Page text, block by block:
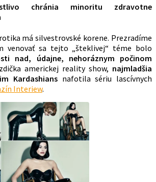
chránia minoritu zdravotne
má silvestrovské korene. Prezradíme
venovať sa tejto „šteklivej“ téme bolo
nad, údajne, nehoráznym počinom
americkej reality show, najmladšia
Kardashians nafotila sériu lascívnych
Interiew.